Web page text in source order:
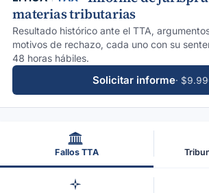
materias tributarias
Resultado histórico ante el TTA,
motivos de rechazo, cada uno con su
48 horas hábiles.
Solicitar informe·
Fallos TTA